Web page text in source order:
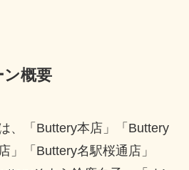
ン概要
、「Buttery本店」「Buttery
」「Buttery名駅桜通店」